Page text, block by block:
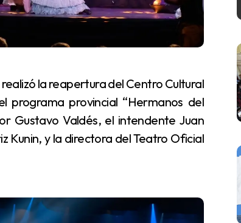
programa provincial “Hermanos del
Gustavo Valdés, el intendente Juan
Kunin, y la directora del Teatro Oficial